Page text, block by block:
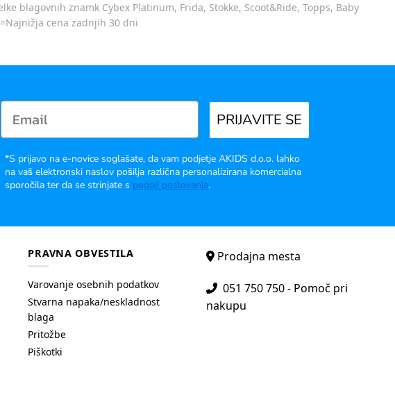
blagovnih znamk Cybex Platinum, Frida, Stokke, Scoot&Ride, Topps, Baby
cena zadnjih 30 dni
PRIJAVITE SE
*S prijavo na e-novice soglašate, da vam podjetje AKIDS d.o.o. lahko
na vaš elektronski naslov pošilja različna personalizirana komercialna
sporočila ter da se strinjate s pogoji poslovanja.
PRAVNA OBVESTILA
Varovanje osebnih podatkov
Stvarna napaka/neskladnost
blaga
Pritožbe
Piškotki
Prodajna mesta
051 750 750 - Pomoč pri
nakupu